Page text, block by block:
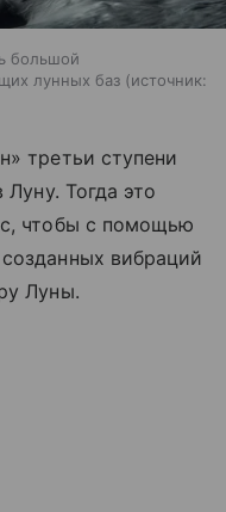
большой
лунных баз
источник:
третьи ступени
Луну. Тогда это
чтобы с помощью
вибраций
Луны.